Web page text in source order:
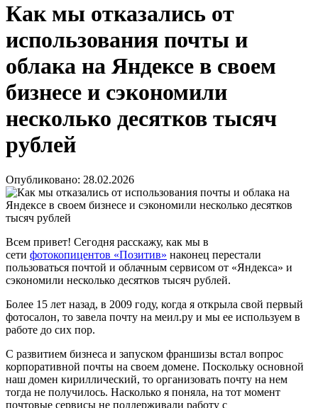
Как мы отказались от
использования почты и
облака на Яндексе в своем
бизнесе и сэкономили
несколько десятков тысяч
рублей
Опубликовано: 28.02.2026
Всем привет! Сегодня расскажу, как мы в
сети фотокопицентов «Позитив» наконец перестали
пользоваться почтой и облачным сервисом от «Яндекса» и
сэкономили несколько десятков тысяч рублей.
Более 15 лет назад, в 2009 году, когда я открыла свой первый
фотосалон, то завела почту на меил.ру и мы ее используем в
работе до сих пор.
С развитием бизнеса и запуском франшизы встал вопрос
корпоративной почты на своем домене. Поскольку основной
наш домен кириллический, то организовать почту на нем
тогда не получилось. Насколько я поняла, на тот момент
почтовые сервисы не поддерживали работу с